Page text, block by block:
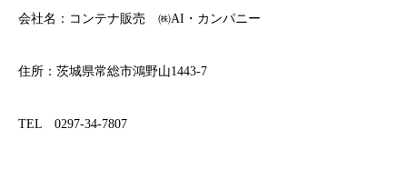
会社名：コンテナ販売 ㈱AI・カンパニー
住所：茨城県常総市鴻野山1443-7
TEL 0297-34-7807